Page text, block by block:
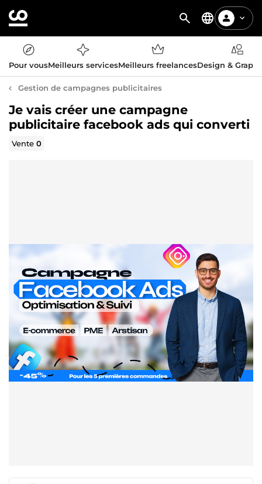
Pour vousMeilleurs servicesMeilleurs freelancesDesign &
Gestion de campagnes publicitaires
Je vais créer une campagne
publicitaire facebook ads qui converti
Vente0